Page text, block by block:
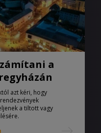
a
azt kéri, hogy
a tiltott vagy